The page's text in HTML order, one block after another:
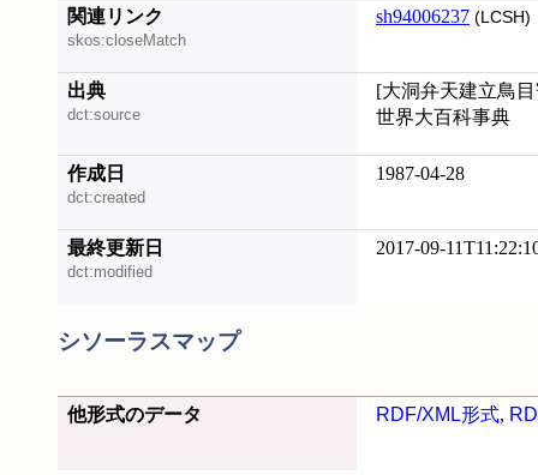
関連リンク
skos:closeMatch
sh94006237 (LCSH)
出典
dct:source
[大洞弁天建立鳥
世界大百科事典
作成日
dct:created
1987-04-28
最終更新日
dct:modified
2017-09-
シソーラスマップ
他形式のデータ RDF/XML形式,